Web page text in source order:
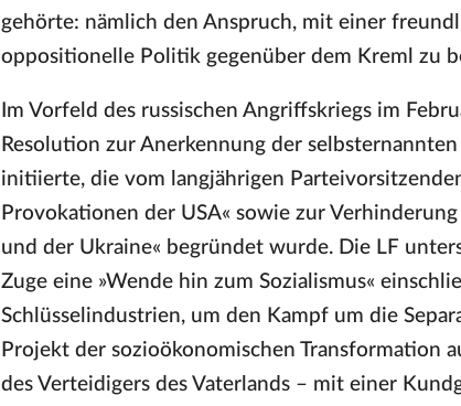
gehörte: nämlich den Anspruch, mit einer
oppositionelle Politik gegenüber dem Kreml zu
Im Vorfeld des russischen Angriffskriegs im
Resolution zur Anerkennung der
initiierte, die vom langjährigen
Provokationen der USA« sowie zur
und der Ukraine« begründet wurde. Die LF
Zuge eine »Wende hin zum Sozialismus«
Schlüsselindustrien, um den Kampf um die
Projekt der sozioökonomischen Transformation
des Verteidigers des Vaterlands – mit einer